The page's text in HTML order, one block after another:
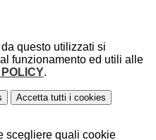
questo utilizzati si
funzionamento ed utili alle
.
Accetta tutti i cookies
scegliere quali cookie